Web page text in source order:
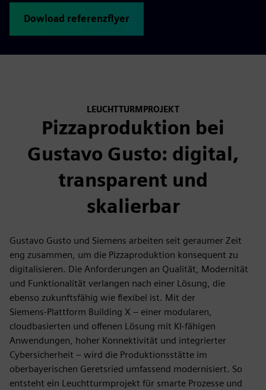
Dowload referenzflyer
LEUCHTTURMPROJEKT
Pizzaproduktion bei
Gustavo Gusto: digital,
transparent und
skalierbar
Gustavo Gusto und Siemens arbeiten seit geraumer Zeit
eng zusammen, um die Pizzaproduktion konsequent zu
digitalisieren. Die Anforderungen an Qualität, Modernität
und Funktionalität verlangen nach einer Lösung, die
ebenso zukunftsfähig wie flexibel ist. Mit der
Siemens‑Plattform Building X – einer modularen,
cloudbasierten und offenen Lösung mit KI‑fähigen
Anwendungen, hoher Konnektivität und integrierter
Cybersicherheit – wird die Produktionsstätte im
oberbayerischen Geretsried umfassend modernisiert. So
entsteht ein Leuchtturmprojekt für smarte Prozesse und